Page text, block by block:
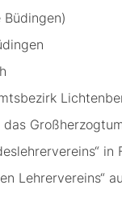
in
Lehrervereins“